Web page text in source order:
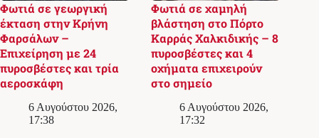
Φωτιά σε γεωργική
έκταση στην Κρήνη
Φαρσάλων –
Επιχείρηση με 24
πυροσβέστες και τρία
αεροσκάφη
6 Αυγούστου 2026,
17:38
Φωτιά σε χαμηλή
βλάστηση στο Πόρτο
Καρράς Χαλκιδικής – 8
πυροσβέστες και 4
οχήματα επιχειρούν
στο σημείο
6 Αυγούστου 2026,
17:32